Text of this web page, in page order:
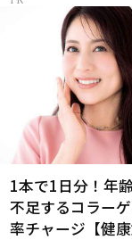
1本で1日分！年
不足するコラー
率チャージ【健康